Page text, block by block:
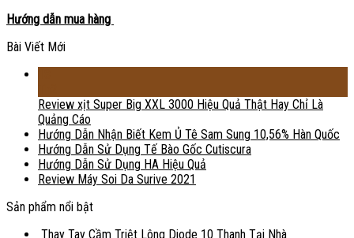
Hướng dẫn mua hàng
Bài Viết Mới
Review xịt Super Big XXL 3000 Hiệu Quả Thật Hay Chỉ Là
Quảng Cáo
Hướng Dẫn Nhận Biết Kem Ủ Tê Sam Sung 10,56% Hàn Quốc
Hướng Dẫn Sử Dụng Tế Bào Gốc Cutiscura
Hướng Dẫn Sử Dụng HA Hiệu Quả
Review Máy Soi Da Surive 2021
Sản phẩm nổi bật
Thay Tay Cầm Triệt Lông Diode 10 Thanh Tại Nhà